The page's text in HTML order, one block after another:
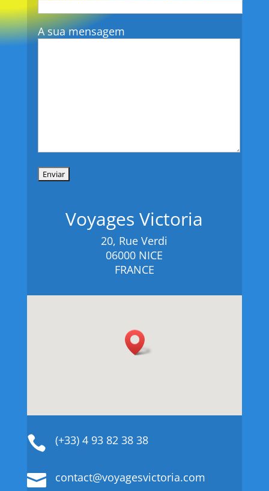
A sua mensagem
Voyages Victoria
20, Rue Verdi
06000 NICE
FRANCE
 (+33) 4 93 82 38 38
 contact@voyagesvictoria.com